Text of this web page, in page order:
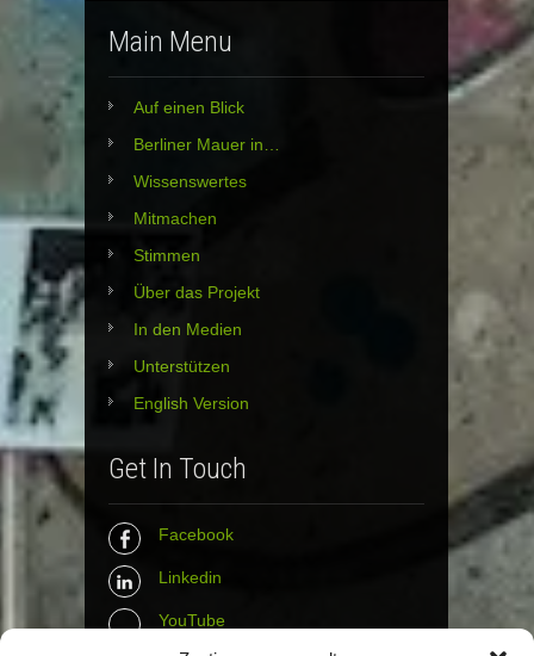
Main Menu
Auf einen Blick
Berliner Mauer in…
Wissenswertes
Mitmachen
Stimmen
Über das Projekt
In den Medien
Unterstützen
English Version
Get In Touch
Facebook
Linkedin
YouTube